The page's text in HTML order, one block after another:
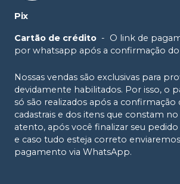
Pix
Cartão de crédito - O link de
por whatsapp após a confirmação
Nossas vendas são exclusivas para
devidamente habilitados. Por isso, o
só são realizados após a confirmação
cadastrais e dos itens que constam
atento, após você finalizar seu pedido
e caso tudo esteja correto
pagamento via WhatsApp.